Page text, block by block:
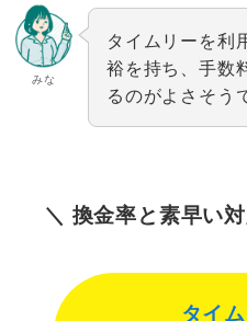
みな
タイムリーを利
裕を持ち、手数
るのがよさそう
＼ 換金率と素早い
タイ